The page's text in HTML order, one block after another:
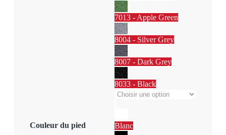
7013 - Apple Green
8004 - Silver Grey
8007 - Dark Grey
8033 - Black
Couleur du pied Blanc